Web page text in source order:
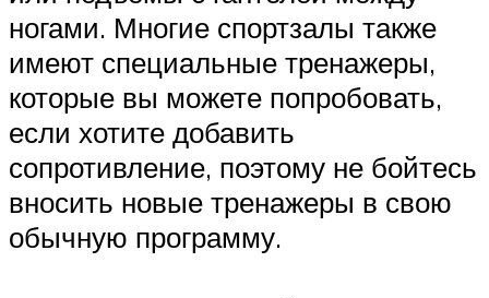
ногами. Многие спортзалы также
имеют специальные тренажеры,
которые вы можете попробовать,
если хотите добавить
сопротивление, поэтому не бойтесь
вносить новые тренажеры в свою
обычную программу.